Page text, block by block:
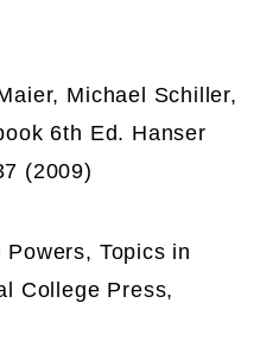
Michael Schiller,
6th Ed. Hanser
(2009)
Topics in
College Press,